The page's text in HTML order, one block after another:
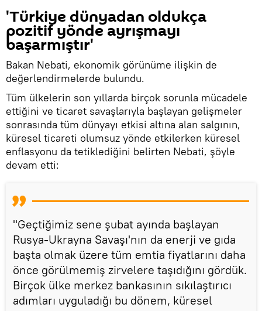
'Türkiye dünyadan oldukça
pozitif yönde ayrışmayı
başarmıştır'
Bakan Nebati, ekonomik görünüme ilişkin de
değerlendirmelerde bulundu.
Tüm ülkelerin son yıllarda birçok sorunla mücadele
ettiğini ve ticaret savaşlarıyla başlayan gelişmeler
sonrasında tüm dünyayı etkisi altına alan salgının,
küresel ticareti olumsuz yönde etkilerken küresel
enflasyonu da tetiklediğini belirten Nebati, şöyle
devam etti:
"Geçtiğimiz sene şubat ayında başlayan
Rusya-Ukrayna Savaşı'nın da enerji ve gıda
başta olmak üzere tüm emtia fiyatlarını daha
önce görülmemiş zirvelere taşıdığını gördük.
Birçok ülke merkez bankasının sıkılaştırıcı
adımları uyguladığı bu dönem, küresel